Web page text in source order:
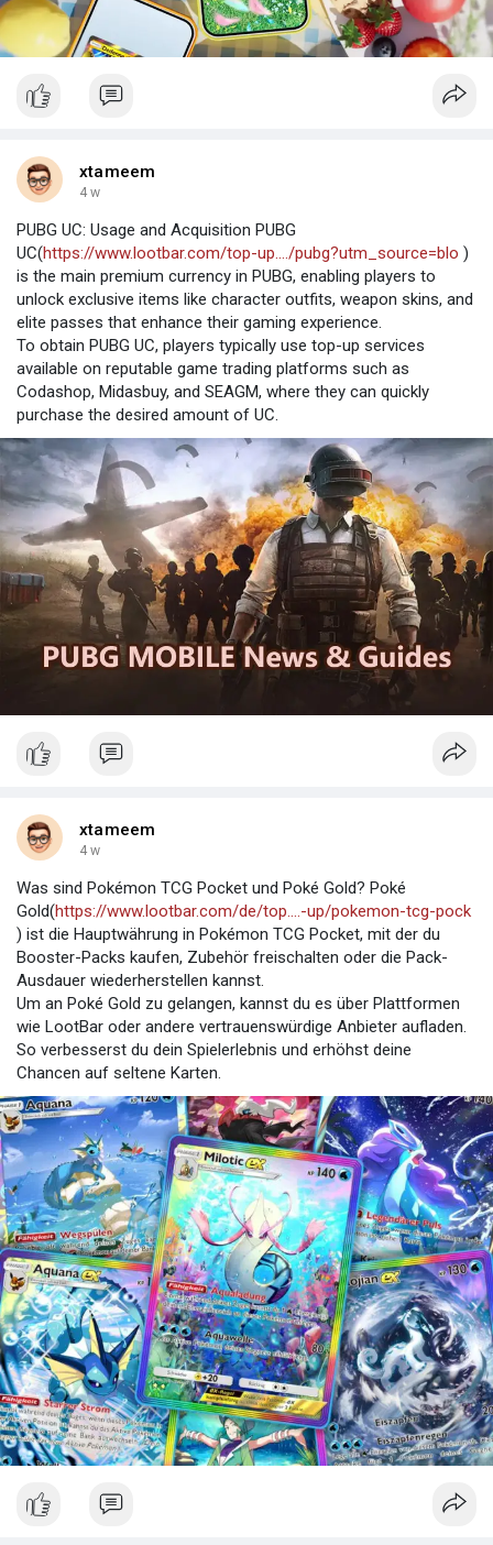
xtameem
4 w
PUBG UC: Usage and Acquisition PUBG
UC(https://www.lootbar.com/top-up..../pubg?utm_source=blo )
is the main premium currency in PUBG, enabling players to
unlock exclusive items like character outfits, weapon skins, and
elite passes that enhance their gaming experience.
To obtain PUBG UC, players typically use top-up services
available on reputable game trading platforms such as
Codashop, Midasbuy, and SEAGM, where they can quickly
purchase the desired amount of UC.
xtameem
4 w
Was sind Pokémon TCG Pocket und Poké Gold? Poké
Gold(https://www.lootbar.com/de/top....-up/pokemon-tcg-pock
) ist die Hauptwährung in Pokémon TCG Pocket, mit der du
Booster-Packs kaufen, Zubehör freischalten oder die Pack-
Ausdauer wiederherstellen kannst.
Um an Poké Gold zu gelangen, kannst du es über Plattformen
wie LootBar oder andere vertrauenswürdige Anbieter aufladen.
So verbesserst du dein Spielerlebnis und erhöhst deine
Chancen auf seltene Karten.